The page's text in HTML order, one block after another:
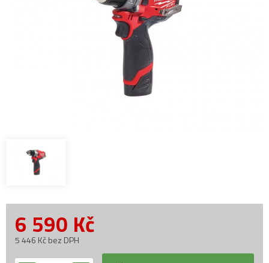
6 590 Kč
5 446 Kč bez DPH